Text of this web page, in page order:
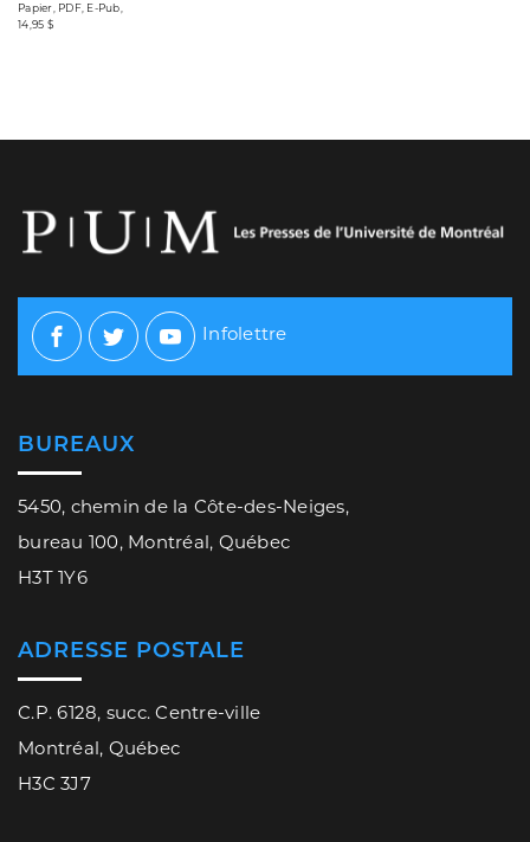
Papier, PDF, E-Pub,
14,95 $
Facebook
TwitterYoutube
Infolettre
BUREAUX
5450, chemin de la Côte-des-Neiges,
bureau 100, Montréal, Québec
H3T 1Y6
ADRESSE POSTALE
C.P. 6128, succ. Centre-ville
Montréal, Québec
H3C 3J7